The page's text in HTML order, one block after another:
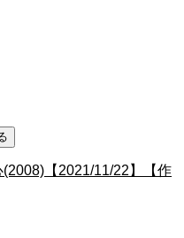
(2008)【2021/11/22】【作